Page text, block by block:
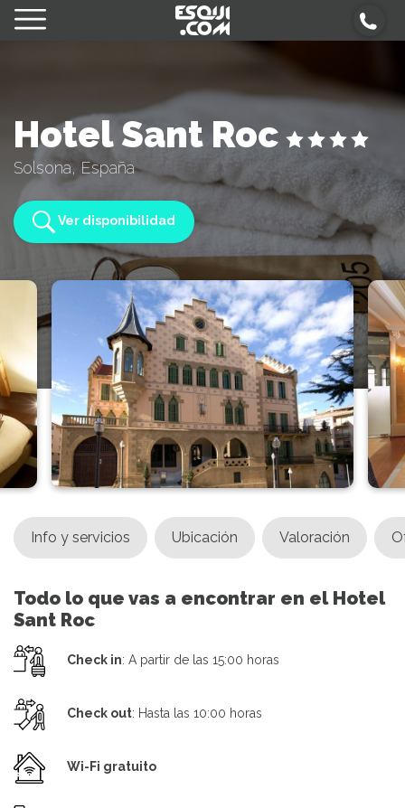
Hotel Sant Roc
Solsona, España
Ver disponibilidad
Info y servicios Ubicación Valoración
Todo lo que vas a encontrar en el Hotel
Sant Roc
Check in: A partir de las 15:00 horas
Check out: Hasta las 10:00 horas
Wi-Fi gratuito